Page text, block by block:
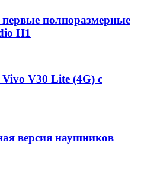
первые полноразмерные
H1
V30 Lite (4G) с
версия наушников